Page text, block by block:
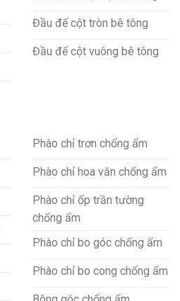
Đầu đế cột tròn bê tông
Đầu đế cột vuông bê tông
Phào chỉ trơn chống ẩm
Phào chỉ hoa văn chống ẩm
Phào chỉ ốp trần tường
chống ẩm
Phào chỉ bo góc chống ẩm
Phào chỉ bo cong chống ẩm